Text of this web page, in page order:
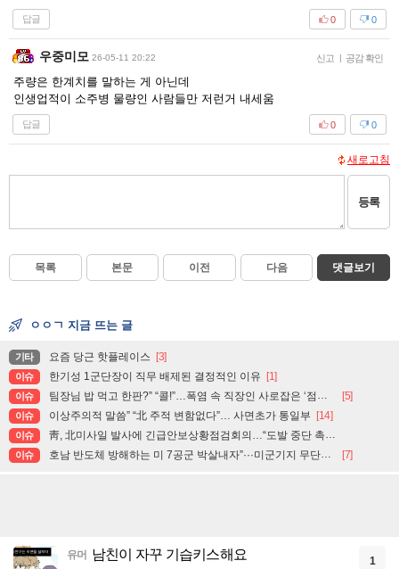
답글 0
0
우중미모 26-05-11 20:22 신고 | 공감 확인
주량은 한계치를 말하는 게 아닌데
인생업적이 소주병 물량인 사람들만 저런거 내세움
답글 0
0
새로고침
등록
목록 본문 이전 다음 댓글보기
ㅇㅇㄱ 지금 뜨는 글
기타 요즘 당근 핫플레이스 [3]
이슈 한기성 1군단장이 직무 배제된 결정적인 이유 [1]
이슈 팀장님 밥 먹고 한판?” “콜!”…폭염 속 직장인 사로잡은 ‘점심 몰캉스’ [5]
이슈 이상주의적 말씀” “北 주적 변함없다”… 사면초가 통일부 [14]
이슈 靑, 北미사일 발사에 긴급안보상황점검회의…“도발 중단 촉구”
이슈 호남 반도체 방해하는 미 7공군 박살내자”···미군기지 무단침입 대학생단체 회원 3명 구속, 1명은 기각 [7]
유머 남친이 자꾸 기습키스해요 1